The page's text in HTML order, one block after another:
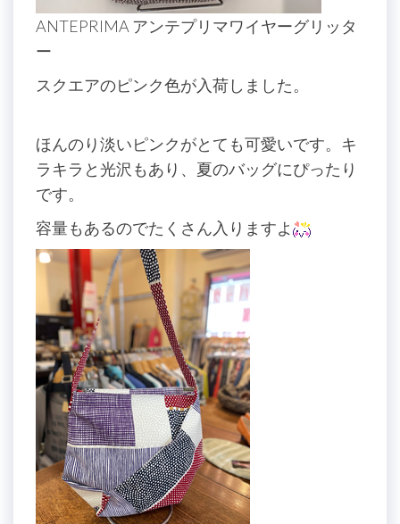
ANTEPRIMA アンテプリマワイヤーグリッタ
ー
スクエアのピンク色が入荷しました。
ほんのり淡いピンクがとても可愛いです。キ
ラキラと光沢もあり、夏のバッグにぴったり
です。
容量もあるのでたくさん入りますよ